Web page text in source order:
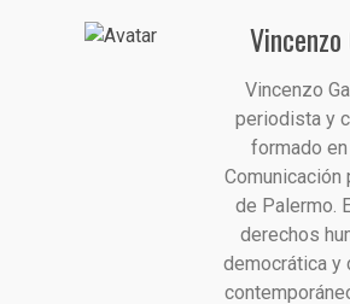
Vincenzo
periodista y
formado
Comunicación
de Palermo.
derechos
democrática